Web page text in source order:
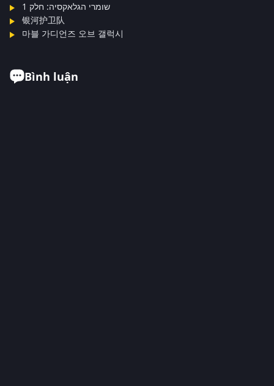
שומרי הגלאקסיה: חלק 1
银河护卫队
마블 가디언즈 오브 갤럭시
Bình luận